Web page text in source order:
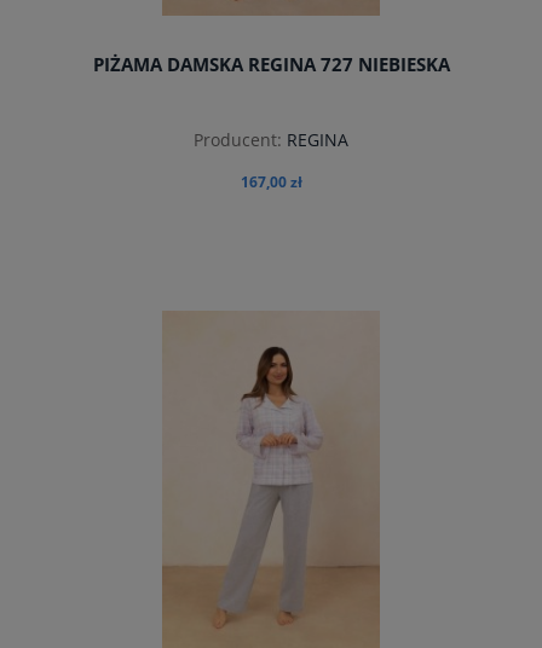
PIŻAMA DAMSKA REGINA 727 NIEBIESKA
Producent: REGINA
167,00 zł